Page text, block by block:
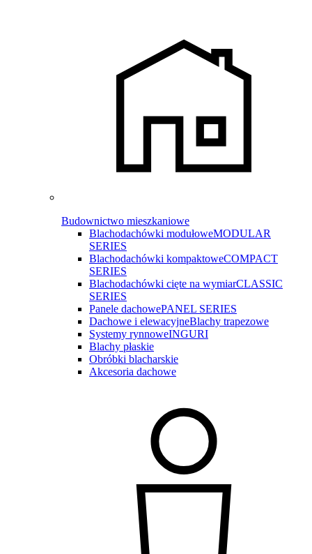
Budownictwo mieszkaniowe
Blachodachówki modułoweMODULAR
SERIES
Blachodachówki kompaktoweCOMPACT
SERIES
Blachodachówki cięte na wymiarCLASSIC
SERIES
Panele dachowePANEL SERIES
Dachowe i elewacyjneBlachy trapezowe
Systemy rynnoweINGURI
Blachy płaskie
Obróbki blacharskie
Akcesoria dachowe